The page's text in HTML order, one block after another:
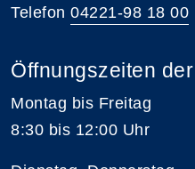
Telefon 04221-98 18 00
Öffnungszeiten
Montag bis Freitag
8:30 bis 12:00 Uhr